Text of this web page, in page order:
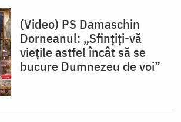
(Video) PS Damaschin
Dorneanul: „Sfințiți-vă
viețile astfel încât să se
bucure Dumnezeu de voi”